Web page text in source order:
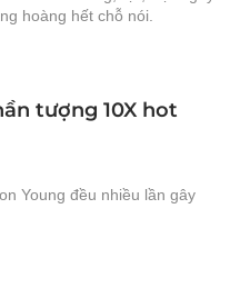
hoàng hết chỗ nói.
tượng 10X hot
Young đều nhiều lần gây